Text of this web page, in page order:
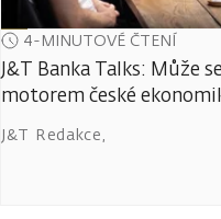
4-MINUTOVÉ ČTENÍ
J&T Banka Talks: Může
motorem české
J&T Redakce,